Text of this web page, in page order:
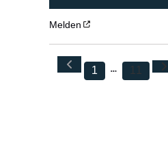
Melden
1 11